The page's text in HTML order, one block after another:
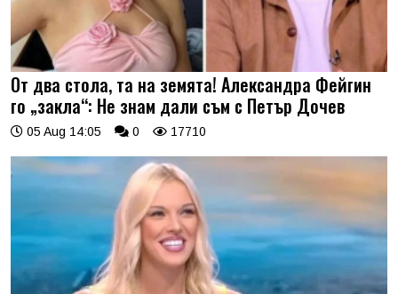
От два стола, та на земята! Александра Фейгин
го „закла“: Не знам дали съм с Петър Дочев
05 Aug 14:05 0 17710